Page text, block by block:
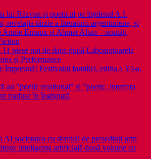
lui Răzvan și poeticul pe înțelesul A.I.
revelația târzie a literaturii argentiniene, și
Annie Ernaux și Ahmet Altan – noutăți
piese noi de dans după Laboaratoarele
și Performance
împreună! Festivalul familiei, ediția a VI-a,
au ”poetic relațional” și ”poetic. interfața
traduse în înghețată
AI societatea cu demisii de președinți prin
inteligența artificială două volume cu